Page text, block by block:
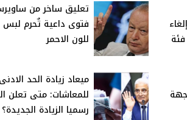
واستثناء 25 فئة
تعليق ساخر من
فتوى داعية تٌحرم لبس
للون الاحمر
ميعاد زيادة الحد الادنى
للمعاشات: متى تعلن
رسميا الزيادة